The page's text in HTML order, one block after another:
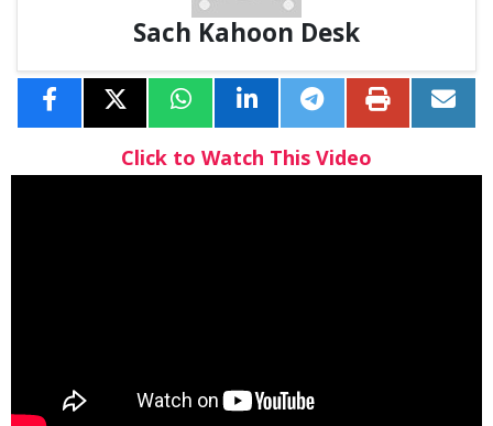
Sach Kahoon Desk
Click to Watch This Video